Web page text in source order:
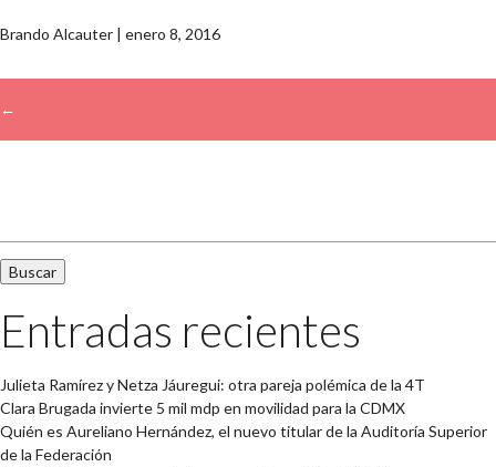
Brando Alcauter | enero 8, 2016
←
Entradas recientes
Julieta Ramírez y Netza Jáuregui: otra pareja polémica de la 4T
Clara Brugada invierte 5 mil mdp en movilidad para la CDMX
Quién es Aureliano Hernández, el nuevo titular de la Auditoría Superior
de la Federación